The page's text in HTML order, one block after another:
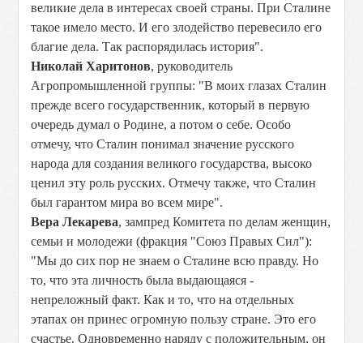
великие дела в интересах своей страны. При Сталине
такое имело место. И его злодейство перевесило его
благие дела. Так распорядилась история".
Николай Харитонов, руководитель
Агропромышленной группы: "В моих глазах Сталин
прежде всего государственник, который в первую
очередь думал о Родине, а потом о себе. Особо
отмечу, что Сталин понимал значение русского
народа для создания великого государства, высоко
ценил эту роль русских. Отмечу также, что Сталин
был гарантом мира во всем мире".
Вера Лекарева, зампред Комитета по делам женщин,
семьи и молодежи (фракция "Союз Правых Сил"):
"Мы до сих пор не знаем о Сталине всю правду. Но
то, что эта личность была выдающаяся -
непреложный факт. Как и то, что на отдельных
этапах он принес огромную пользу стране. Это его
счастье. Одновременно наряду с положительным, он